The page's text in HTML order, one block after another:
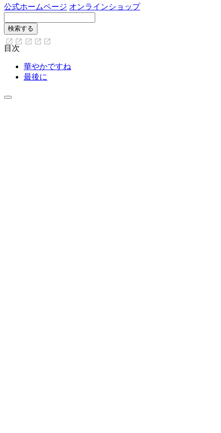
公式ホームページ オンラインショップ
目次
華やかですね
最後に